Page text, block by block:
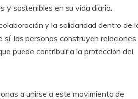
y sostenibles en su vida diaria.
y la solidaridad dentro de
las personas construyen relaciones
puede contribuir a la protección del
a unirse a este movimiento de